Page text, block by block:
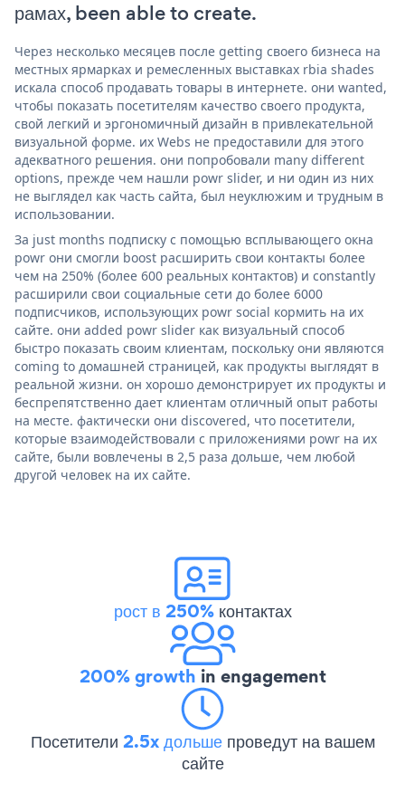
рамах, been able to create.
Через несколько месяцев после getting своего бизнеса на
местных ярмарках и ремесленных выставках rbia shades
искала способ продавать товары в интернете. они wanted,
чтобы показать посетителям качество своего продукта,
свой легкий и эргономичный дизайн в привлекательной
визуальной форме. их Webs не предоставили для этого
адекватного решения. они попробовали many different
options, прежде чем нашли powr slider, и ни один из них
не выглядел как часть сайта, был неуклюжим и трудным в
использовании.
За just months подписку с помощью всплывающего окна
powr они смогли boost расширить свои контакты более
чем на 250% (более 600 реальных контактов) и constantly
расширили свои социальные сети до более 6000
подписчиков, использующих powr social кормить на их
сайте. они added powr slider как визуальный способ
быстро показать своим клиентам, поскольку они являются
coming to домашней страницей, как продукты выглядят в
реальной жизни. он хорошо демонстрирует их продукты и
беспрепятственно дает клиентам отличный опыт работы
на месте. фактически они discovered, что посетители,
которые взаимодействовали с приложениями powr на их
сайте, были вовлечены в 2,5 раза дольше, чем любой
другой человек на их сайте.
рост в 250%контактах
200% growth in engagement
Посетители 2.5x дольше проведут на вашем
сайте